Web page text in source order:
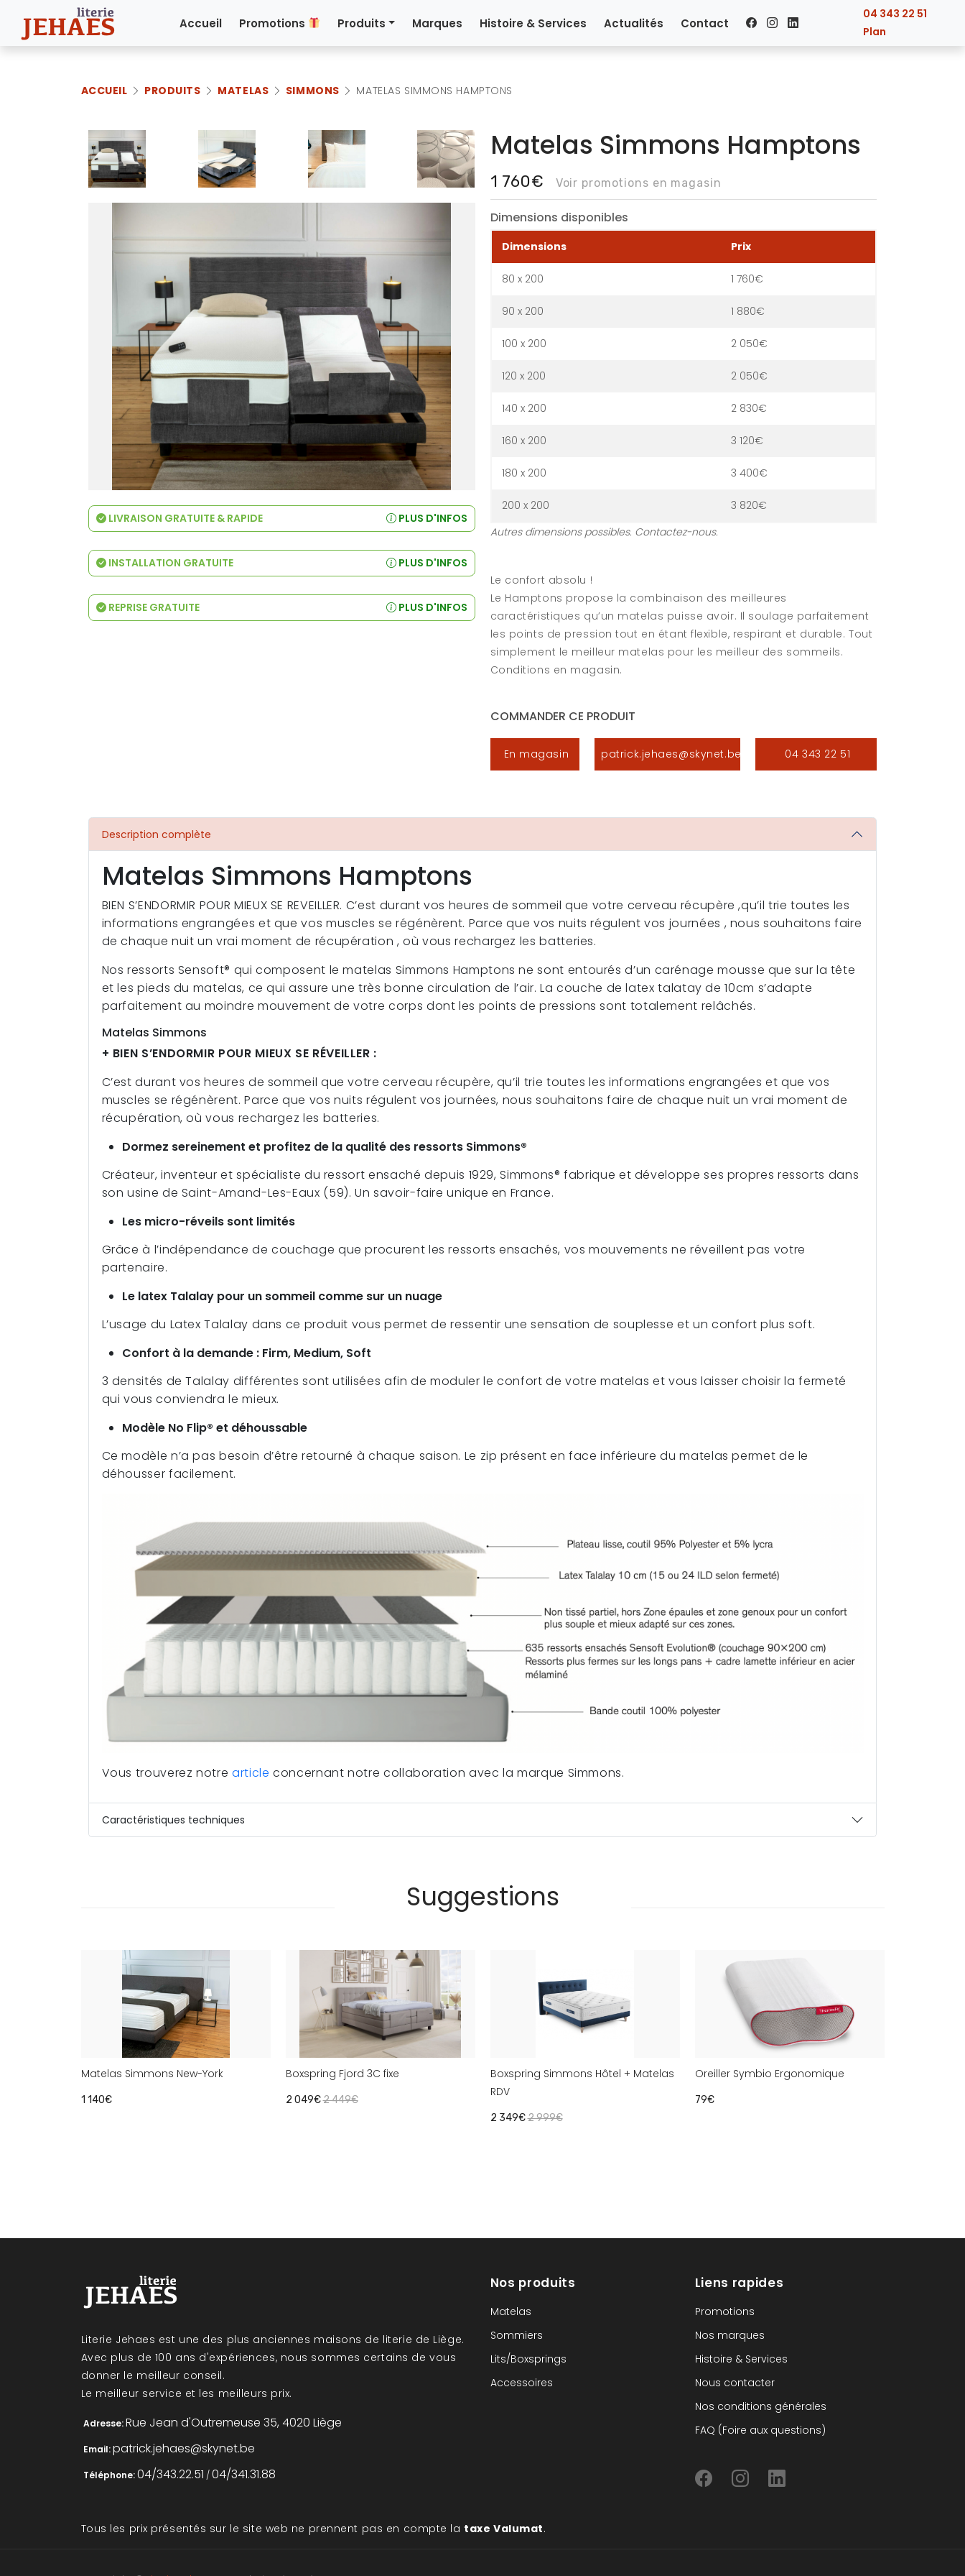
Accueil Promotions Produits Marques Histoire & Services Actualités Contact
04 343 22 51
Plan
ACCUEIL PRODUITS MATELAS SIMMONS MATELAS SIMMONS HAMPTONS
LIVRAISON GRATUITE & RAPIDE PLUS D'INFOS
INSTALLATION GRATUITE PLUS D'INFOS
REPRISE GRATUITE PLUS D'INFOS
Matelas Simmons Hamptons
1 760€ Voir promotions en magasin
Dimensions disponibles
Dimensions Prix
80 x 200 1 760€
90 x 200 1 880€
100 x 200 2 050€
120 x 200 2 050€
140 x 200 2 830€
160 x 200 3 120€
180 x 200 3 400€
200 x 200
3 820€
Autres dimensions possibles. Contactez-nous.
Le confort absolu !
Le Hamptons propose la combinaison des meilleures
caractéristiques qu’un matelas puisse avoir. Il soulage parfaitement
les points de pression tout en étant flexible, respirant et durable. Tout
simplement le meilleur matelas pour les meilleur des sommeils.
Conditions en magasin.
COMMANDER CE PRODUIT
En magasin patrick.jehaes@skynet.be 04 343 22 51
Description complète
Matelas Simmons Hamptons
BIEN S’ENDORMIR POUR MIEUX SE REVEILLER. C’est durant vos heures de sommeil que votre cerveau récupère ,qu’il trie toutes les
informations engrangées et que vos muscles se régénèrent. Parce que vos nuits régulent vos journées , nous souhaitons faire
de chaque nuit un vrai moment de récupération , où vous rechargez les batteries.
Nos ressorts Sensoft® qui composent le matelas Simmons Hamptons ne sont entourés d’un carénage mousse que sur la tête
et les pieds du matelas, ce qui assure une très bonne circulation de l’air. La couche de latex talatay de 10cm s’adapte
parfaitement au moindre mouvement de votre corps dont les points de pressions sont totalement relâchés.
Matelas Simmons
+ BIEN S’ENDORMIR POUR MIEUX SE RÉVEILLER :
C’est durant vos heures de sommeil que votre cerveau récupère, qu’il trie toutes les informations engrangées et que vos
muscles se régénèrent. Parce que vos nuits régulent vos journées, nous souhaitons faire de chaque nuit un vrai moment de
récupération, où vous rechargez les batteries.
Dormez sereinement et profitez de la qualité des ressorts Simmons®
Créateur, inventeur et spécialiste du ressort ensaché depuis 1929, Simmons® fabrique et développe ses propres ressorts dans
son usine de Saint-Amand-Les-Eaux (59). Un savoir-faire unique en France.
Les micro-réveils sont limités
Grâce à l’indépendance de couchage que procurent les ressorts ensachés, vos mouvements ne réveillent pas votre
partenaire.
Le latex Talalay pour un sommeil comme sur un nuage
L’usage du Latex Talalay dans ce produit vous permet de ressentir une sensation de souplesse et un confort plus soft.
Confort à la demande : Firm, Medium, Soft
3 densités de Talalay différentes sont utilisées afin de moduler le confort de votre matelas et vous laisser choisir la fermeté
qui vous conviendra le mieux.
Modèle No Flip® et déhoussable
Ce modèle n’a pas besoin d’être retourné à chaque saison. Le zip présent en face inférieure du matelas permet de le
déhousser facilement.
Vous trouverez notre article concernant notre collaboration avec la marque Simmons.
Caractéristiques techniques
Suggestions
Matelas Simmons New-York
1 140€
Boxspring Fjord 3C fixe
2 049€2 449€
Boxspring Simmons Hôtel + Matelas
RDV
2 349€2 999€
Oreiller Symbio Ergonomique
79€
Literie Jehaes est une des plus anciennes maisons de literie de Liège.
Avec plus de 100 ans d'expériences, nous sommes certains de vous
donner le meilleur conseil.
Le meilleur service et les meilleurs prix.
Adresse: Rue Jean d'Outremeuse 35, 4020 Liège
Email: patrick.jehaes@skynet.be
Téléphone: 04/343.22.51 /04/341.31.88
Nos produits
Matelas
Sommiers
Lits/Boxsprings
Accessoires
Liens rapides
Promotions
Nos marques
Histoire & Services
Nous contacter
Nos conditions générales
FAQ (Foire aux questions)
Tous les prix présentés sur le site web ne prennent pas en compte la taxe Valumat.